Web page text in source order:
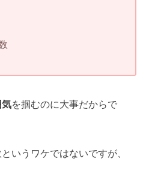
気を掴むのに大事だからで
いうワケではないですが、